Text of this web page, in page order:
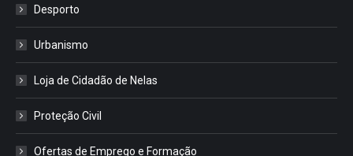
Desporto
Urbanismo
Loja de Cidadão de Nelas
Proteção Civil
Ofertas de Emprego e Formação